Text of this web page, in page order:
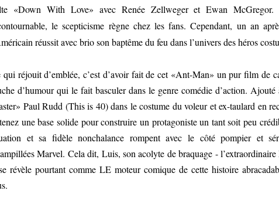
«Down With Love» avec Renée Zellweger et Ewan McGregor.
le scepticisme règne chez les fans. Cependant, un an
réussit avec brio son baptême du feu dans l’univers des héros
qui réjouit d’emblée, c’est d’avoir fait de cet «Ant-Man» un pur film de
d’humour qui le fait basculer dans le genre comédie d’action.
Paul Rudd (This is 40) dans le costume du voleur et ex-taulard en
une base solide pour construire un protagoniste un tant soit peu
et sa fidèle nonchalance rompent avec le côté pompier et
Marvel. Cela dit, Luis, son acolyte de braquage -
révèle pourtant comme LE moteur comique de cette histoire